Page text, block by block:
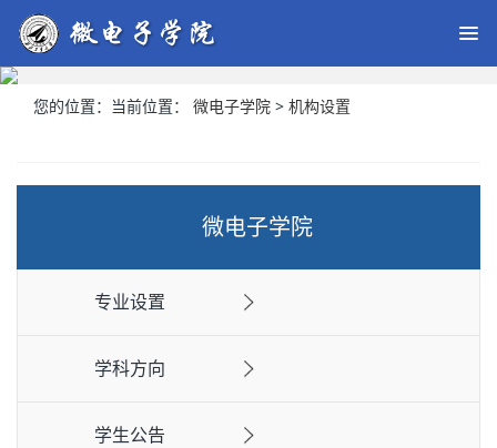
您的位置： 当前位置： 微电子学院 > 机构设置
微电子学院
专业设置
学科方向
学生公告